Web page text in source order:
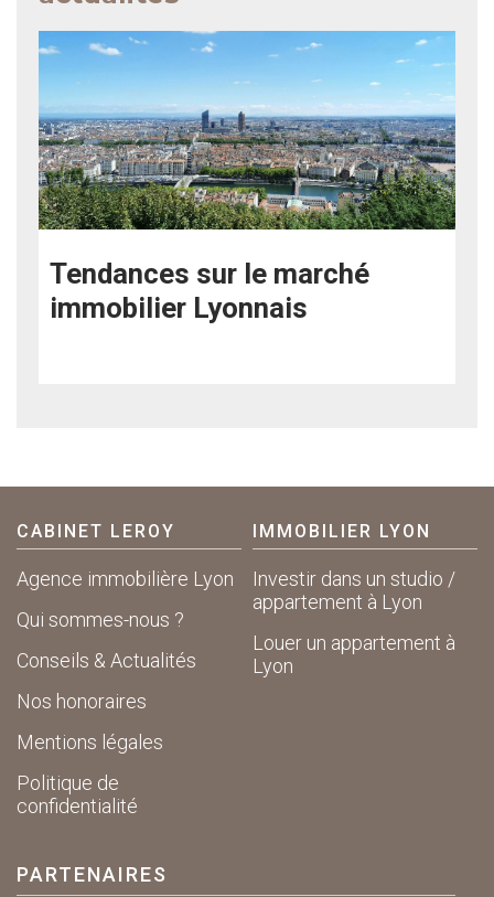
Tendances sur le marché
immobilier Lyonnais
CABINET LEROY
Agence immobilière Lyon
Qui sommes-nous ?
Conseils & Actualités
Nos honoraires
Mentions légales
Politique de
confidentialité
IMMOBILIER LYON
Investir dans un studio /
appartement à Lyon
Louer un appartement à
Lyon
PARTENAIRES